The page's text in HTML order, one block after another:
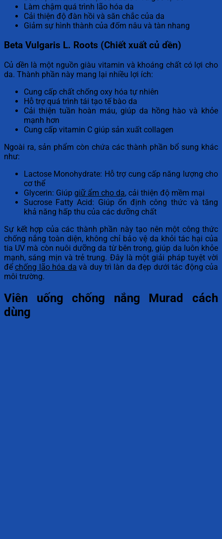
Làm chậm quá trình lão hóa da
Cải thiện độ đàn hồi và săn chắc của da
Giảm sự hình thành của đốm nâu và tàn nhang
Beta Vulgaris L. Roots (Chiết xuất củ dền)
Củ dền là một nguồn giàu vitamin và khoáng chất có lợi cho
da. Thành phần này mang lại nhiều lợi ích:
Cung cấp chất chống oxy hóa tự nhiên
Hỗ trợ quá trình tái tạo tế bào da
Cải thiện tuần hoàn máu, giúp da hồng hào và khỏe
mạnh hơn
Cung cấp vitamin C giúp sản xuất collagen
Ngoài ra, sản phẩm còn chứa các thành phần bổ sung khác
như:
Lactose Monohydrate: Hỗ trợ cung cấp năng lượng cho
cơ thể
Glycerin: Giúp giữ ẩm cho da, cải thiện độ mềm mại
Sucrose Fatty Acid: Giúp ổn định công thức và tăng
khả năng hấp thu của các dưỡng chất
Sự kết hợp của các thành phần này tạo nên một công thức
chống nắng toàn diện, không chỉ bảo vệ da khỏi tác hại của
tia UV mà còn nuôi dưỡng da từ bên trong, giúp da luôn khỏe
mạnh, sáng mịn và trẻ trung. Đây là một giải pháp tuyệt vời
đểchống lão hóa da và duy trì làn da đẹp dưới tác động của
môi trường.
Viên uống chống nắng Murad cách
dùng